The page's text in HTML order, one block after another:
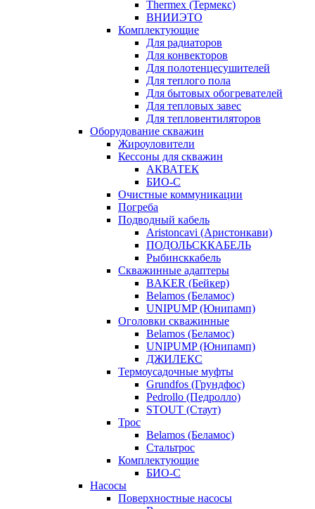
Thermex (Термекс)
ВНИИЭТО
Комплектующие
Для радиаторов
Для конвекторов
Для полотенцесушителей
Для теплого пола
Для бытовых обогревателей
Для тепловых завес
Для тепловентиляторов
Оборудование скважин
Жироуловители
Кессоны для скважин
АКВАТЕК
БИО-С
Очистные коммуникации
Погреба
Подводный кабель
Aristoncavi (Аристонкави)
ПОДОЛЬСККАБЕЛЬ
Рыбинсккабель
Скважинные адаптеры
BAKER (Бейкер)
Belamos (Беламос)
UNIPUMP (Юнипамп)
Оголовки скважинные
Belamos (Беламос)
UNIPUMP (Юнипамп)
ДЖИЛЕКС
Термоусадочные муфты
Grundfos (Грундфос)
Pedrollo (Педролло)
STOUT (Стаут)
Трос
Belamos (Беламос)
Стальтрос
Комплектующие
БИО-С
Насосы
Поверхностные насосы